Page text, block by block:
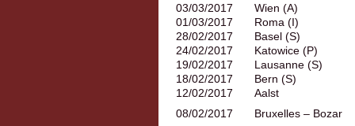
03/03/2017
Wien (A)
01/03/2017
Roma (I)
28/02/2017
Basel (S)
24/02/2017
Katowice (P)
19/02/2017
Lausanne (S)
18/02/2017
Bern (S)
12/02/2017
Aalst
08/02/2017
Bruxelles – Bozar